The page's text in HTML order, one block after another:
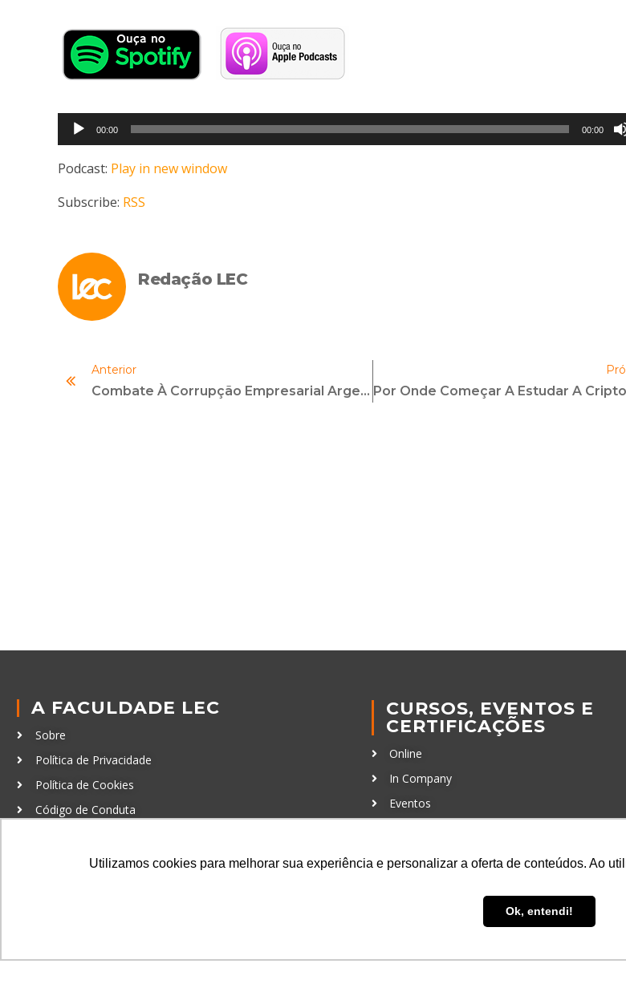
Utilizamos cookies para melhorar sua experiência e personalizar a oferta de conteúdos. Ao
Ok, entendi!
Tocador
de
áudio
00:00 00:00
Podcast: Play in new window
Subscribe: RSS
Redação LEC
Anterior
Combate À Corrupção Empresarial Argentina
A FACULDADE LEC
Sobre
Política de Privacidade
Política de Cookies
Código de Conduta
CURSOS, EVENTOS E
CERTIFICAÇÕES
Online
In Company
Eventos